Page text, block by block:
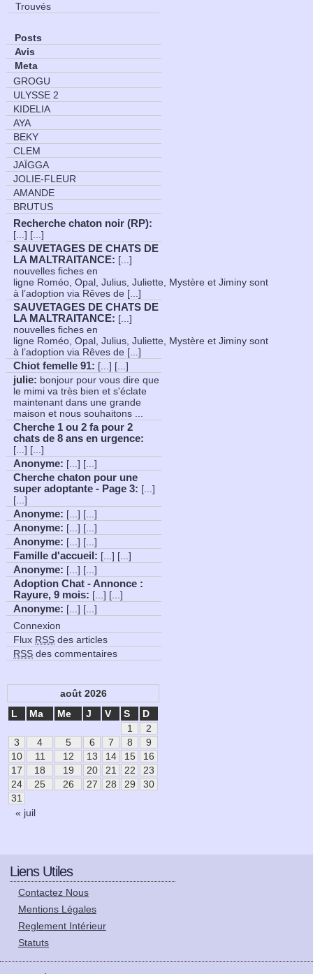
Trouvés
Posts
Avis
Meta
GROGU
ULYSSE 2
KIDELIA
AYA
BEKY
CLEM
JAÏGGA
JOLIE-FLEUR
AMANDE
BRUTUS
Recherche chaton noir (RP):
[...] [...]
SAUVETAGES DE CHATS DE
LA MALTRAITANCE: [...]
nouvelles fiches en
ligne Roméo, Opal, Julius, Juliette, Mystère et Jiminy sont
à l’adoption via Rêves de [...]
SAUVETAGES DE CHATS DE
LA MALTRAITANCE: [...]
nouvelles fiches en
ligne Roméo, Opal, Julius, Juliette, Mystère et Jiminy sont
à l’adoption via Rêves de [...]
Chiot femelle 91: [...] [...]
julie: bonjour pour vous dire que
le mimi va très bien et s'éclate
maintenant dans une grande
maison et nous souhaitons ...
Cherche 1 ou 2 fa pour 2
chats de 8 ans en urgence:
[...] [...]
Anonyme: [...] [...]
Cherche chaton pour une
super adoptante - Page 3: [...]
[...]
Anonyme: [...] [...]
Anonyme: [...] [...]
Anonyme: [...] [...]
Famille d'accueil : [...] [...]
Anonyme: [...] [...]
Adoption Chat - Annonce :
Rayure, 9 mois: [...] [...]
Anonyme: [...] [...]
Connexion
Flux RSS des articles
RSS des commentaires
août 2026
L
Ma Me J V S D
« juil
1
2
3
4 5 6 7 8
9
10
11 12 13 14 15
16
17
18 19 20 21 22
23
24
25 26 27 28 29
30
31
Liens Utiles
Contactez Nous
Mentions Légales
Reglement Intérieur
Statuts